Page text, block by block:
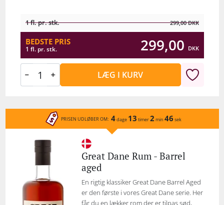
1 fl. pr. stk. 299,00DKK
BEDSTE PRIS
1 fl. pr. stk. 299,00 DKK
LÆG I KURV
PRISEN UDLØBER OM: 4dage 13 timer2 min 46 sek
Great Dane Rum - Barrel
aged
En rigtig klassiker Great Dane Barrel Aged
er den første i vores Great Dane serie. Her
får du en lækker rom der er tilpas sød,